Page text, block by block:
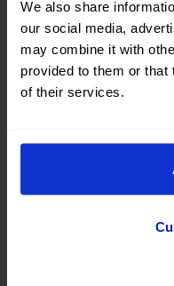
We also share
our social media,
may combine it with
provided to them or that
of their services.